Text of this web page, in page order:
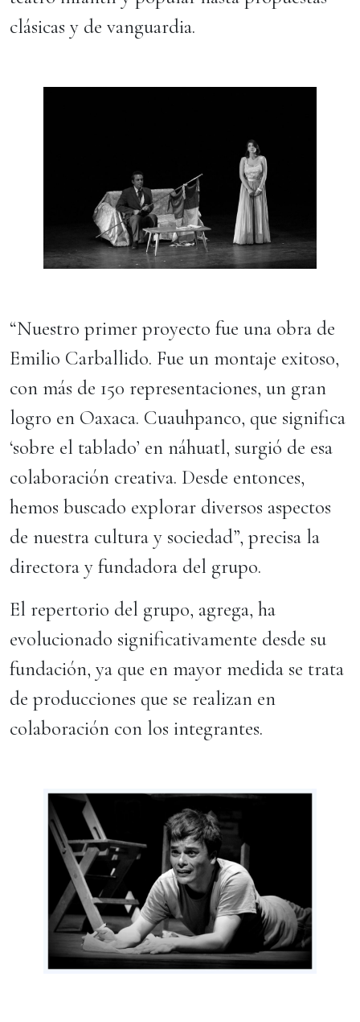
clásicas y de vanguardia.
“Nuestro primer proyecto fue una obra de
Emilio Carballido. Fue un montaje exitoso,
con más de 150 representaciones, un gran
logro en Oaxaca. Cuauhpanco, que significa
‘sobre el tablado’ en náhuatl, surgió de esa
colaboración creativa. Desde entonces,
hemos buscado explorar diversos aspectos
de nuestra cultura y sociedad”, precisa la
directora y fundadora del grupo.
El repertorio del grupo, agrega, ha
evolucionado significativamente desde su
fundación, ya que en mayor medida se trata
de producciones que se realizan en
colaboración con los integrantes.